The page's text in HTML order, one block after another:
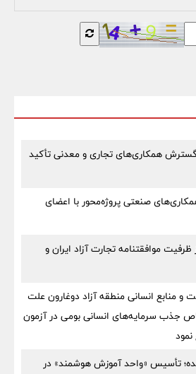
گسترش همکاری‌های تجاری و معدنی تأکید
صنعتی پروژه‌محور با اعضای
موافقتنامه تجارت آزاد ایران و
منابع انسانی منطقه آزاد دوغارون علت
جذب سرمایه‌های انسانی بومی در آزمون
تأسیس «واحد آموزش هوشمند» در